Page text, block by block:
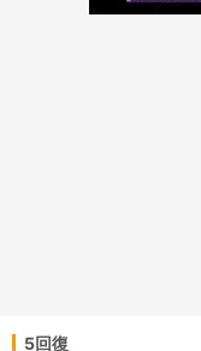
5回復